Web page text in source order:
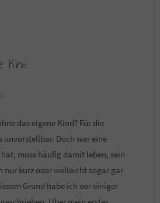
Kind
das eigene Kind? Für die
unvorstellbar. Doch wer eine
muss häufig damit leben, sein
nur kurz oder vielleicht sogar gar
Grund habe ich vor einiger